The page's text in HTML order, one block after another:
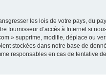
les lois de votre pays, du
fournisseur d’accès à Internet si
» supprime, modifie, déplace ou
stockées dans notre base de
responsables en cas de tentative